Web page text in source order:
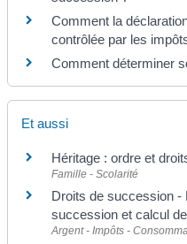
Comment la
contrôlée par les
Comment déterminer
Et aussi
Héritage : ordre et
Famille - Scolarité
Droits de succession -
succession et calcul
Argent - Impôts -